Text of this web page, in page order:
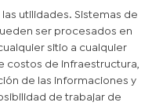
utilidades. Sistemas de
ser procesados en
sitio a cualquier
costos de infraestructura,
de las informaciones y
de trabajar de